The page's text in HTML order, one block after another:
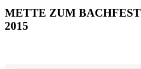
METTE ZUM BACHFEST
2015